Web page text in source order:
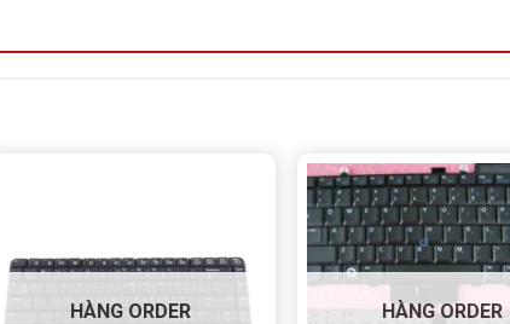
HÀNG ORDER HÀNG ORDER